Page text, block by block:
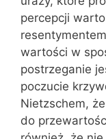
percepcji
wartości w
postrzeganie
poczucie
Nietzschem,
do